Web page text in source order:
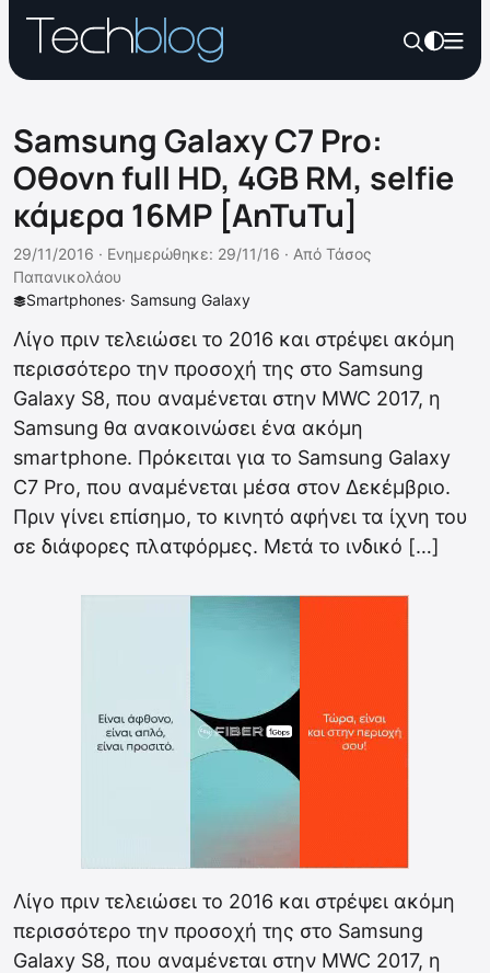
Samsung Galaxy C7 Pro:
Oθονη full HD, 4GB RM, selfie
κάμερα 16MP [AnTuTu]
Smartphones· Samsung Galaxy
29/11/2016 · Ενημερώθηκε: 29/11/16 · Από Τάσος
Παπανικολάου
Λίγο πριν τελειώσει το 2016 και στρέψει ακόμη
περισσότερο την προσοχή της στο Samsung
Galaxy S8, που αναμένεται στην MWC 2017, η
Samsung θα ανακοινώσει ένα ακόμη
smartphone. Πρόκειται για το Samsung Galaxy
C7 Pro, που αναμένεται μέσα στον Δεκέμβριο.
Πριν γίνει επίσημο, το κινητό αφήνει τα ίχνη του
σε διάφορες πλατφόρμες. Μετά το ινδικό […]
Λίγο πριν τελειώσει το 2016 και στρέψει ακόμη
περισσότερο την προσοχή της στο Samsung
Galaxy S8, που αναμένεται στην MWC 2017, η